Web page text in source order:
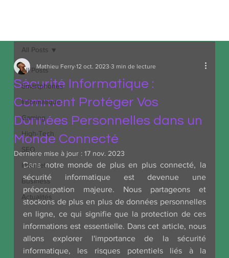
All Posts
Smartphones
Informatique
Gaming
High-Tech
SEO
Internet
Business
Actualités
All Posts
Sécurité Informatique :
Comment Protéger Vos
Données Personnelles dans un
Monde Connecté
Mathieu Ferry 12 oct. 2023 3 min de lecture
Dernière mise à jour : 17 nov. 2023
Dans notre monde de plus en plus connecté, la
sécurité informatique est devenue une
préoccupation majeure. Nous partageons et
stockons de plus en plus de données personnelles
en ligne, ce qui signifie que la protection de ces
informations est essentielle. Dans cet article, nous
allons explorer l'importance de la sécurité
informatique, les risques potentiels liés à la